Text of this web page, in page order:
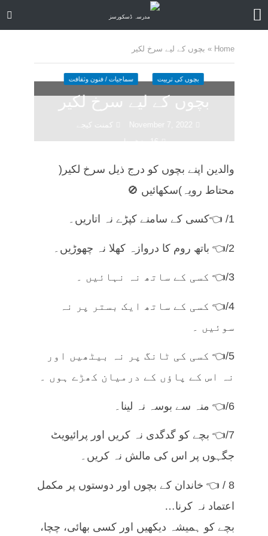
Home
» بچوں کے لیے سرخ لکیر
بچوں کی تربیت سماجیات / فنون وثقافت
بچوں کے لیے سرخ لکیر
November 7, 2022
کمنت کیجے
16 منٹ چاہیں
والدین اپنے بچوں کو درج ذیل سرخ لکیر(
محتاط رویہ)سکھائیں 🚫
1/ 👈کسی کے سامنے کپڑے نہ اتاریں۔
2/👈 باتھ روم کا دروازہ کھلا نہ چھوڑیں۔
3/👈 کسی کے ساتھ نہ نہائیں ۔
4/👈 کسی کے ساتھ ایک بستر پر نہ
سوئیں ۔
5/👈 کسی کی ٹانگ پر نہ بیٹھیں اور
نہ اس کے پاؤں کے درمیان کھڑے ہوں ۔
6/👈 منہ سے بوسہ نہ لینا۔
7/👈 بچے کو گدگدی نہ کریں اور پرائیویٹ
جگہوں پر اس کی مالش نہ کریں۔
8 / 👈 خاندان کے بچوں اور دوستوں پر مکمل
اعتماد نہ کرنا…
بچے کو ہمیشہ دیکھیں اور کسی بھائی، چچا،